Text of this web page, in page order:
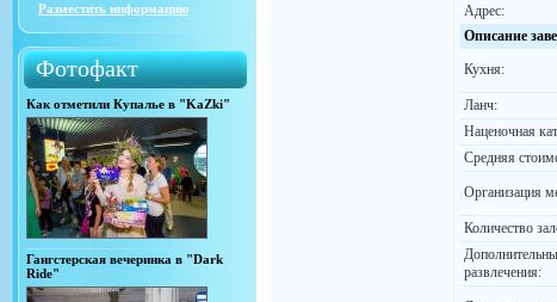
Разместить информацию
Фотофакт
Как отметили Купалье в "KaZki"
Гангстерская вечеринка в "Dark
Ride"
Адрес:
Описание
Кухня:
Ланч:
Наценочная
Средняя
Организация
Количество
развлечения: